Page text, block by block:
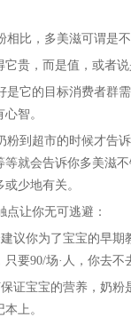
比，多美滋可谓是
贵，而是值，或者
它的目标消费者群
智。
到超市的时候才告
就会告诉你多美滋
少地有关。
让你无可逃避：
你为了宝宝的早期
要90/场·人，你去
证宝宝的营养，奶
上。